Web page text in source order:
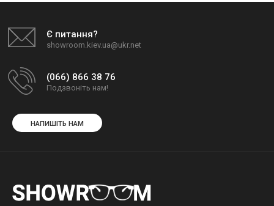
Є питання?
showroom.kiev.ua@ukr.net
(066) 866 38 76
Подзвоніть нам!
НАПИШІТЬ НАМ